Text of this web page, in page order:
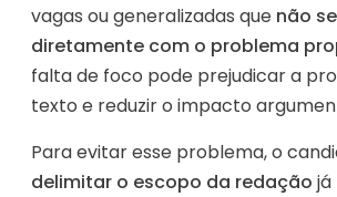
vagas ou generalizadas que não
diretamente com o problema
falta de foco pode prejudicar a
texto e reduzir o impacto
Para evitar esse problema, o
delimitar o escopo da redação já